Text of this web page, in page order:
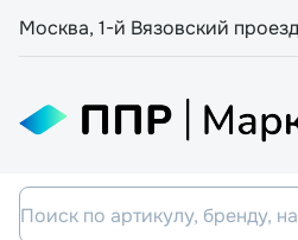
Москва, 1-й Вязовский